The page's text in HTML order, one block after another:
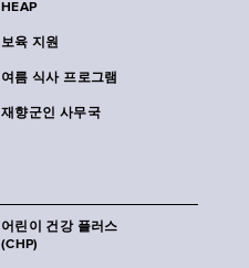
HEAP
보육 지원
여름 식사 프로그램
재향군인 사무국
어린이 건강 플러스
(CHP)